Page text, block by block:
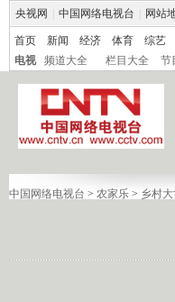
央视网 中国网络电视台 网站
首页 新闻 经济 体育 综艺
电视
频道大全 栏目大全 节
中国网络电视台 > 农家乐 > 乡村